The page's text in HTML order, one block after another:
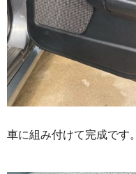
車に組み付けて完成です。